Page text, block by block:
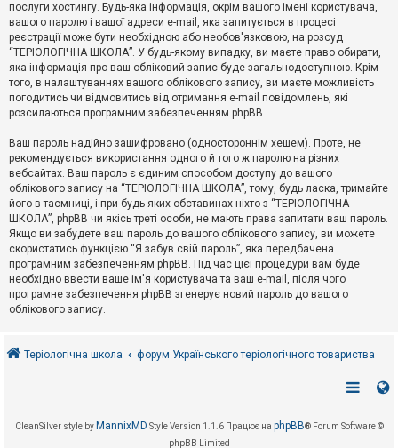
П
о
ш
у
Д
о
м
о
г
послуги хостингу. Будь-яка інформація, окрім вашого імені користувача,
вашого паролю і вашої адреси e-mail, яка запитується в процесі
реєстрації може бути необхідною або необов'язковою, на розсуд
“ТЕРІОЛОГІЧНА ШКОЛА”. У будь-якому випадку, ви маєте право обирати,
яка інформація про ваш обліковий запис буде загальнодоступною. Крім
того, в налаштуваннях вашого облікового запису, ви маєте можливість
погодитись чи відмовитись від отримання e-mail повідомлень, які
розсилаються програмним забезпеченням phpBB.
Ваш пароль надійно зашифровано (одностороннім хешем). Проте, не
рекомендується використання одного й того ж паролю на різних
вебсайтах. Ваш пароль є єдиним способом доступу до вашого
облікового запису на “ТЕРІОЛОГІЧНА ШКОЛА”, тому, будь ласка, тримайте
його в таємниці, і при будь-яких обставинах ніхто з “ТЕРІОЛОГІЧНА
ШКОЛА”, phpBB чи якісь треті особи, не мають права запитати ваш пароль.
Якщо ви забудете ваш пароль до вашого облікового запису, ви можете
скористатись функцією “Я забув свій пароль”, яка передбачена
програмним забезпеченням phpBB. Під час цієї процедури вам буде
необхідно ввести ваше ім'я користувача та ваш e-mail, після чого
програмне забезпечення phpBB згенерує новий пароль до вашого
облікового запису.
Теріологічна школа форум Українського теріологічного товариства
CleanSilver style by MannixMD Style Version 1.1.6 Працює на phpBB® Forum Software ©
phpBB Limited